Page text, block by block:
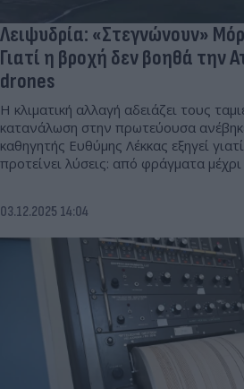
Λειψυδρία: «Στεγνώνουν»
Γιατί η βροχή δεν βοηθά την
drones
Η κλιματική αλλαγή αδειάζει τους
κατανάλωση στην πρωτεύουσα
καθηγητής Ευθύμης Λέκκας εξηγεί
προτείνει λύσεις: από φράγματα
03.12.2025 14:04